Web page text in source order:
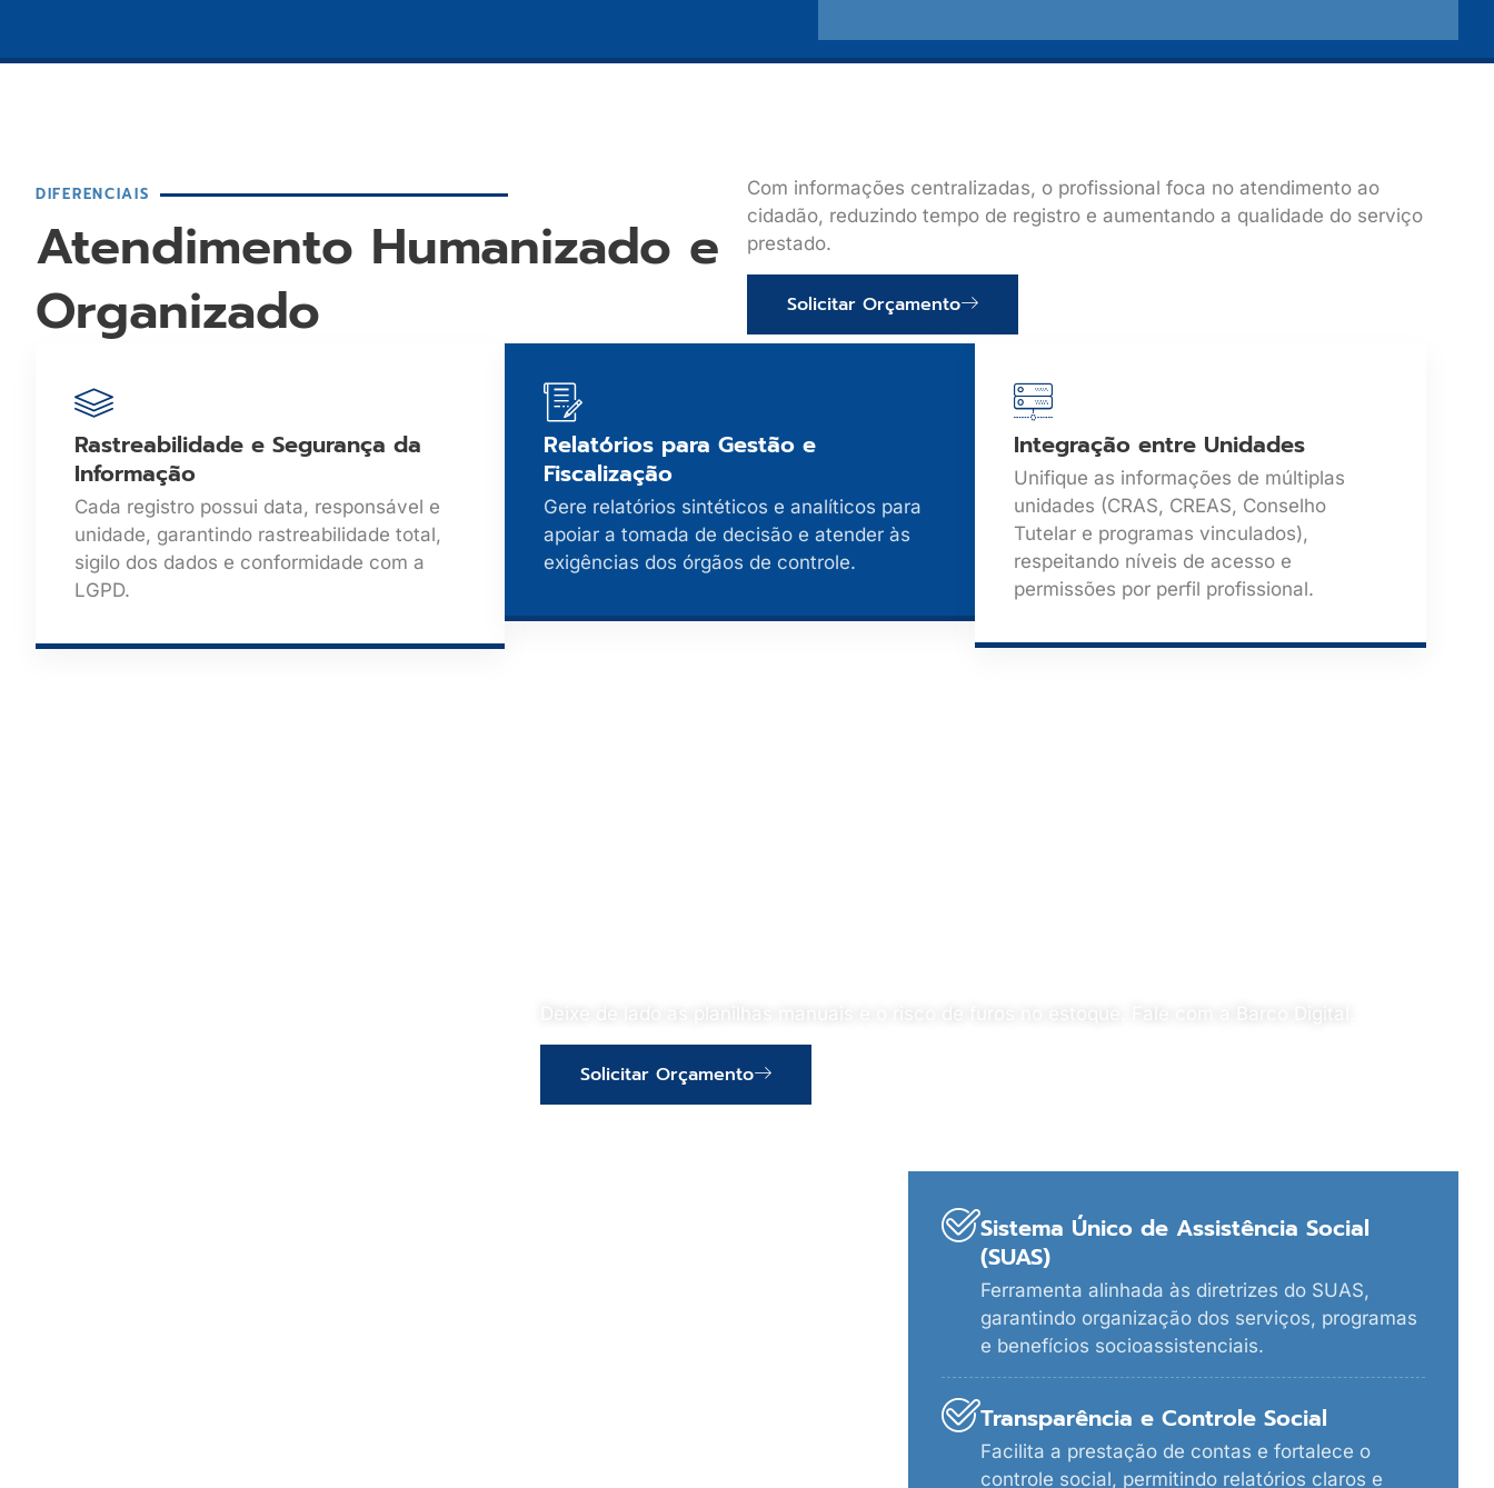
DIFERENCIAIS
Atendimento Humanizado e
Organizado
Com informações centralizadas, o profissional foca no atendimento ao
cidadão, reduzindo tempo de registro e aumentando a qualidade do serviço
prestado.
Solicitar Orçamento
Rastreabilidade e Segurança da
Informação
Cada registro possui data, responsável e
unidade, garantindo rastreabilidade total,
sigilo dos dados e conformidade com a
LGPD.
Relatórios para Gestão e
Fiscalização
Gere relatórios sintéticos e analíticos para
apoiar a tomada de decisão e atender às
exigências dos órgãos de controle.
Integração entre Unidades
Unifique as informações de múltiplas
unidades (CRAS, CREAS, Conselho
Tutelar e programas vinculados),
respeitando níveis de acesso e
permissões por perfil profissional.
Solicitar Orçamento
Sistema Único de Assistência Social
(SUAS)
Ferramenta alinhada às diretrizes do SUAS,
garantindo organização dos serviços, programas
e benefícios socioassistenciais.
Transparência e Controle Social
Facilita a prestação de contas e fortalece o
controle social, permitindo relatórios claros e